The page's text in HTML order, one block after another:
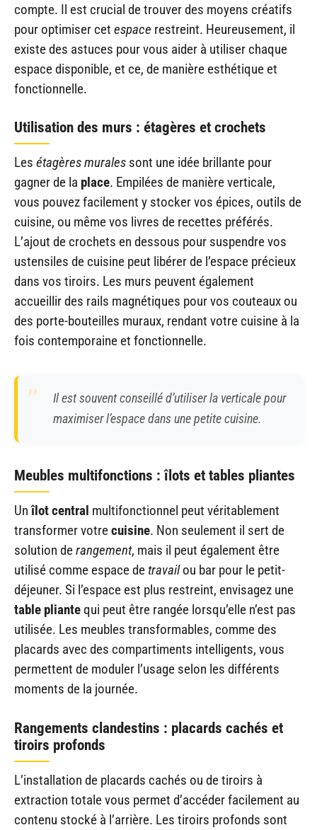
compte. Il est crucial de trouver des moyens créatifs
pour optimiser cet espace restreint. Heureusement, il
existe des astuces pour vous aider à utiliser chaque
espace disponible, et ce, de manière esthétique et
fonctionnelle.
Utilisation des murs : étagères et crochets
Les étagères murales sont une idée brillante pour
gagner de la place. Empilées de manière verticale,
vous pouvez facilement y stocker vos épices, outils de
cuisine, ou même vos livres de recettes préférés.
L’ajout de crochets en dessous pour suspendre vos
ustensiles de cuisine peut libérer de l’espace précieux
dans vos tiroirs. Les murs peuvent également
accueillir des rails magnétiques pour vos couteaux ou
des porte-bouteilles muraux, rendant votre cuisine à la
fois contemporaine et fonctionnelle.
Il est souvent conseillé d’utiliser la verticale pour
maximiser l’espace dans une petite cuisine.
Meubles multifonctions : îlots et tables pliantes
Unîlot central multifonctionnel peut véritablement
transformer votrecuisine. Non seulement il sert de
solution derangement, mais il peut également être
utilisé comme espace detravailou bar pour le petit-
déjeuner. Si l’espace est plus restreint, envisagez une
table pliantequi peut être rangée lorsqu’elle n’est pas
utilisée. Les meubles transformables, comme des
placards avec des compartiments intelligents, vous
permettent de moduler l’usage selon les différents
moments de la journée.
Rangements clandestins : placards cachés et
tiroirs profonds
L’installation de placards cachés ou de tiroirs à
extraction totale vous permet d’accéder facilement au
contenu stocké à l’arrière. Les tiroirs profonds sont